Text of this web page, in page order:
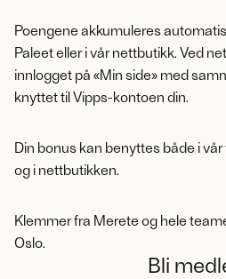
Poengene akkumuleres
Paleet eller i vår nettbutikk. Ved
innlogget på «Min side» med
knyttet til Vipps-kontoen din.
Din bonus kan benyttes både i
og i nettbutikken.
Klemmer fra Merete og hele
Oslo.
Bli